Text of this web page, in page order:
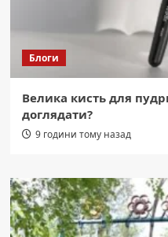
Блоги
Велика кисть для
доглядати?
9 години тому назад